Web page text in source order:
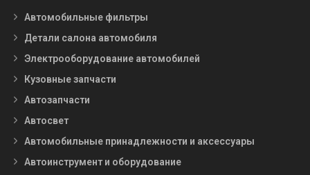
Автомобильные фильтры
Детали салона автомобиля
Электрооборудование автомобилей
Кузовные запчасти
Автозапчасти
Автосвет
Автомобильные принадлежности и аксессуары
Автоинструмент и оборудование